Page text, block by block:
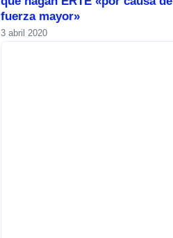
fuerza mayor»
3 abril 2020